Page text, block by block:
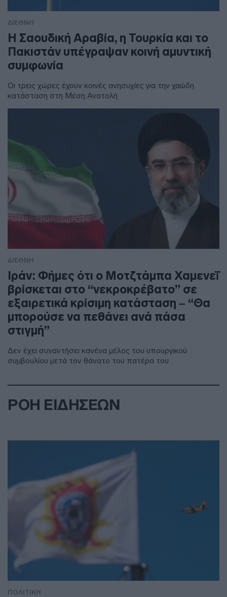
ΔΙΕΘΝΗ
Η Σαουδική Αραβία, η Τουρκία και το
Πακιστάν υπέγραψαν κοινή αμυντική
συμφωνία
Οι τρεις χώρες έχουν κοινές ανησυχίες για την χαώδη
κατάσταση στη Μέση Ανατολή
ΔΙΕΘΝΗ
Ιράν: Φήμες ότι ο Μοτζτάμπα Χαμενεΐ
βρίσκεται στο “νεκροκρέβατο” σε
εξαιρετικά κρίσιμη κατάσταση – “Θα
μπορούσε να πεθάνει ανά πάσα
στιγμή”
Δεν έχει συναντήσει κανένα μέλος του υπουργικού
συμβουλίου μετά τον θάνατο του πατέρα του
ΡΟΗ ΕΙΔΗΣΕΩΝ
ΠΟΛΙΤΙΚΗ